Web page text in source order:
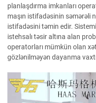
planlaşdırma imkanları
maşın istifadəsinin səmərəli
istifadəsini təmin edir.
istehsalı təsir altına alan
operatorları mümkün olan
gözlənilməyən dayanma